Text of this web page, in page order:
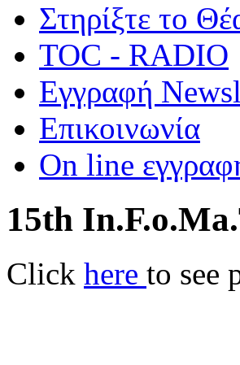
Στηρίξτε το
TOC - RADIO
Εγγραφή
Επικοινωνία
On line
15th
Click here to see